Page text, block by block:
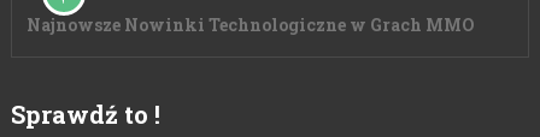
Najnowsze Nowinki Technologiczne w Grach MMO
Sprawdź to !